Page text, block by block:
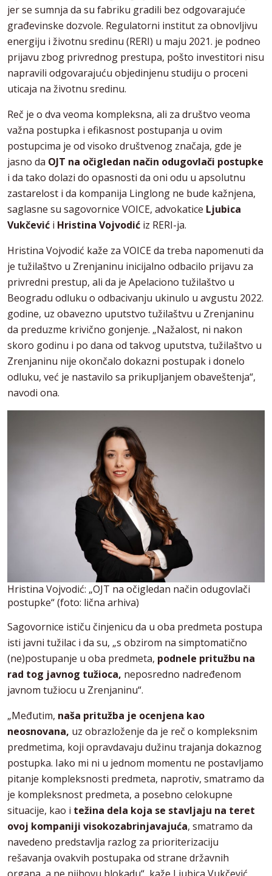
jer se sumnja da su fabriku gradili bez odgovarajuće
građevinske dozvole. Regulatorni institut za obnovljivu
energiju i životnu sredinu (RERI) u maju 2021. je podneo
prijavu zbog privrednog prestupa, pošto investitori nisu
napravili odgovarajuću objedinjenu studiju o proceni
uticaja na životnu sredinu.
Reč je o dva veoma kompleksna, ali za društvo veoma
važna postupka i efikasnost postupanja u ovim
postupcima je od visoko društvenog značaja, gde je
jasno da OJT na očigledan način odugovlači postupke
i da tako dolazi do opasnosti da oni odu u apsolutnu
zastarelost i da kompanija Linglong ne bude kažnjena,
saglasne su sagovornice VOICE, advokatice Ljubica
Vukčević i Hristina Vojvodić iz RERI-ja.
Hristina Vojvodić kaže za VOICE da treba napomenuti da
je tužilaštvo u Zrenjaninu inicijalno odbacilo prijavu za
privredni prestup, ali da je Apelaciono tužilaštvo u
Beogradu odluku o odbacivanju ukinulo u avgustu 2022.
godine, uz obavezno uputstvo tužilaštvu u Zrenjaninu
da preduzme krivično gonjenje. „Nažalost, ni nakon
skoro godinu i po dana od takvog uputstva, tužilaštvo u
Zrenjaninu nije okončalo dokazni postupak i donelo
odluku, već je nastavilo sa prikupljanjem obaveštenja“,
navodi ona.
Hristina Vojvodić: „OJT na očigledan način odugovlači
postupke“ (foto: lična arhiva)
Sagovornice ističu činjenicu da u oba predmeta postupa
isti javni tužilac i da su, „s obzirom na simptomatično
(ne)postupanje u oba predmeta, podnele pritužbu na
rad tog javnog tužioca, neposredno nadređenom
javnom tužiocu u Zrenjaninu“.
„Međutim, naša pritužba je ocenjena kao
neosnovana, uz obrazloženje da je reč o kompleksnim
predmetima, koji opravdavaju dužinu trajanja dokaznog
postupka. Iako mi ni u jednom momentu ne postavljamo
pitanje kompleksnosti predmeta, naprotiv, smatramo da
je kompleksnost predmeta, a posebno celokupne
situacije, kao i težina dela koja se stavljaju na teret
ovoj kompaniji visokozabrinjavajuća, smatramo da
navedeno predstavlja razlog za prioriterizaciju
rešavanja ovakvih postupaka od strane državnih